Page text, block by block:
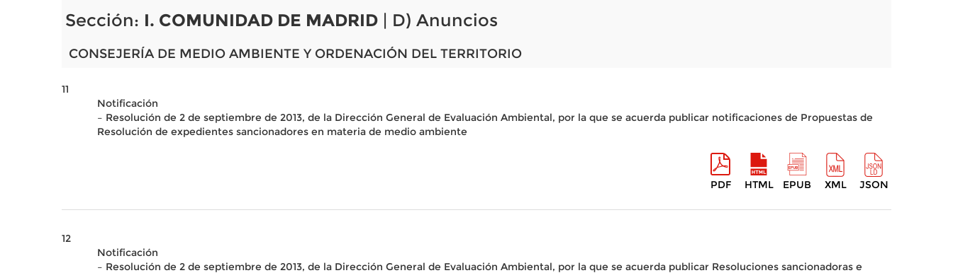
Sección: I. COMUNIDAD DE MADRID | D) Anuncios
CONSEJERÍA DE MEDIO AMBIENTE Y ORDENACIÓN DEL TERRITORIO
11
Notificación
– Resolución de 2 de septiembre de 2013, de la Dirección General de Evaluación Ambiental, por la que se acuerda publicar notificaciones de Propuestas de
Resolución de expedientes sancionadores en materia de medio ambiente
PDF HTML EPUB XML JSON
12
Notificación
– Resolución de 2 de septiembre de 2013, de la Dirección General de Evaluación Ambiental, por la que se acuerda publicar Resoluciones sancionadoras e